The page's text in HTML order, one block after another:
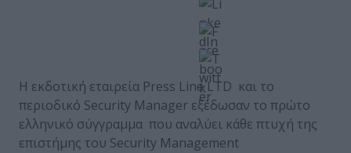
Η εκδοτική εταιρεία Press Line LTD και το
περιοδικό Security Manager εξέδωσαν το πρώτο
ελληνικό σύγγραμμα που αναλύει κάθε πτυχή της
επιστήμης του Security Management